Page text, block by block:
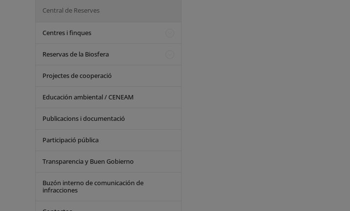
Central de Reserves
Centres i finques
Reservas de la Biosfera
Projectes de cooperació
Educación ambiental / CENEAM
Publicacions i documentació
Participació pública
Transparencia y Buen Gobierno
Buzón interno de comunicación de
infracciones